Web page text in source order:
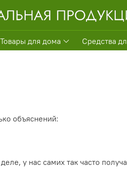
Товары для дома Средства
объяснений:
у нас самих так часто